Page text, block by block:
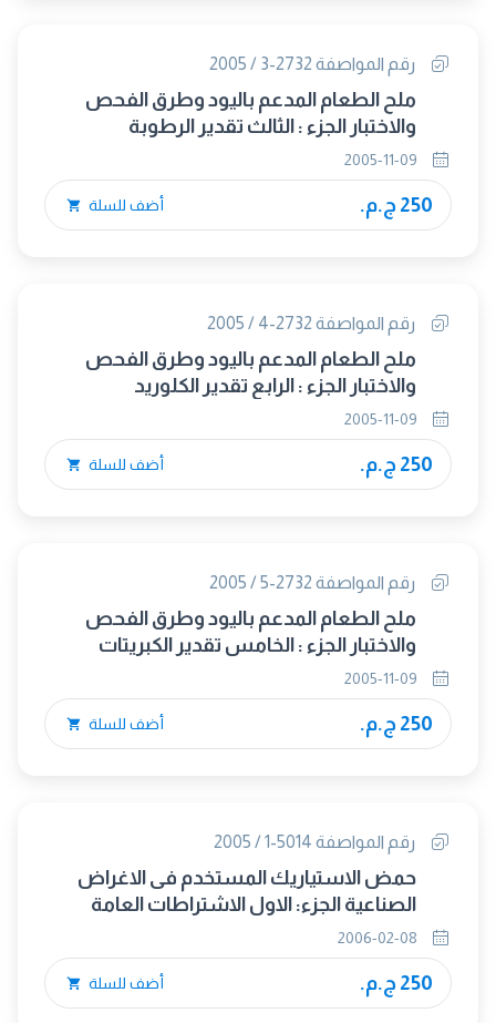
رقم المواصفة 2732-3 / 2005
ملح الطعام المدعم باليود وطرق الفحص
والاختبار الجزء : الثالث تقدير الرطوبة
250 ج.م. أضف للسلة
رقم المواصفة 2732-4 / 2005
ملح الطعام المدعم باليود وطرق الفحص
والاختبار الجزء : الرابع تقدير الكلوريد
250 ج.م. أضف للسلة
رقم المواصفة 2732-5 / 2005
ملح الطعام المدعم باليود وطرق الفحص
والاختبار الجزء : الخامس تقدير الكبريتات
250 ج.م. أضف للسلة
رقم المواصفة 5014-1 / 2005
حمض الاستياريك المستخدم فى الاغراض
الصناعية الجزء: الاول الاشتراطات العامة
250 ج.م. أضف للسلة